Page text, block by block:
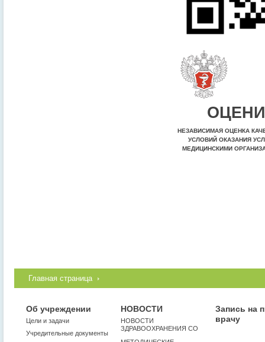
НЕЗАВИСИМАЯ ОЦЕНКА
УСЛОВИЙ ОКАЗАНИЯ
МЕДИЦИНСКИМИ
Главная страница
Об учреждении
Цели и задачи
Учредительные документы
НОВОСТИ
НОВОСТИ
ЗДРАВООХРАНЕНИЯ СО
Запись на
врачу